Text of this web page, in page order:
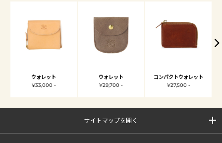
ウォレット
¥33,000 -
ウォレット
¥29,700 -
コンパクトウォレット
¥27,500 -
サイトマップを開く